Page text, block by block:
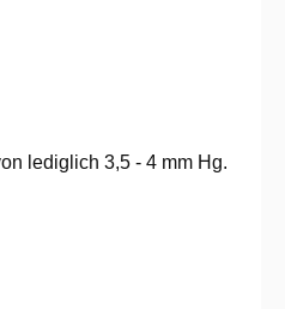
lediglich 3,5 - 4 mm Hg.